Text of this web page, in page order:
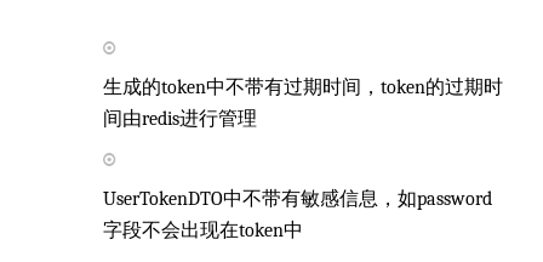
生成的token中不带有过期时间，token的过期时
间由redis进行管理
UserTokenDTO中不带有敏感信息，如password
字段不会出现在token中